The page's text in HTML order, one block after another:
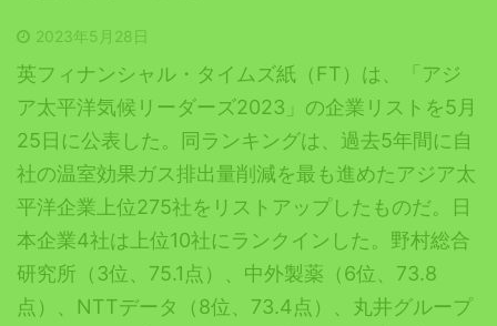
2023年5月28日
英フィナンシャル・タイムズ紙（FT）は、「アジ
ア太平洋気候リーダーズ2023」の企業リストを5月
25日に公表した。同ランキングは、過去5年間に自
社の温室効果ガス排出量削減を最も進めたアジア太
平洋企業上位275社をリストアップしたものだ。日
本企業4社は上位10社にランクインした。野村総合
研究所（3位、75.1点）、中外製薬（6位、73.8
点）、NTTデータ（8位、73.4点）、丸井グループ